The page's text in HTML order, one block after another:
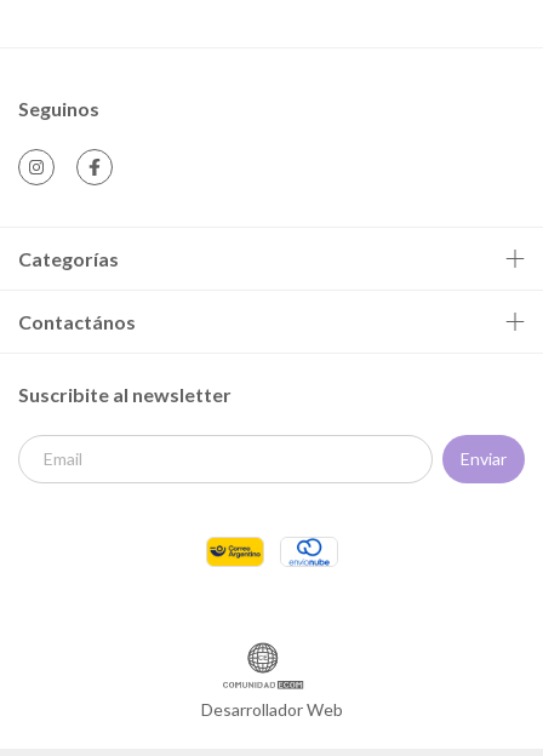
Seguinos
Categorías
Contactános
Suscribite al newsletter
Desarrollador Web